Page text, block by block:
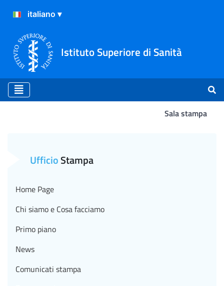
Istituto Superiore di Sanità
Sala stampa
UfficioStampa
Home Page
Chi siamo e Cosa facciamo
Primo piano
News
Comunicati stampa